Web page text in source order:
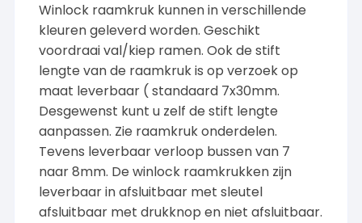
Winlock raamkruk kunnen in verschillende
kleuren geleverd worden. Geschikt
voordraai val/kiep ramen. Ook de stift
lengte van de raamkruk is op verzoek op
maat leverbaar ( standaard 7x30mm.
Desgewenst kunt u zelf de stift lengte
aanpassen. Zie raamkruk onderdelen.
Tevens leverbaar verloop bussen van 7
naar 8mm. De winlock raamkrukken zijn
leverbaar in afsluitbaar met sleutel
afsluitbaar met drukknop en niet afsluitbaar.